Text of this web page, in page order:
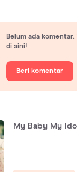
Belum ada
di sini!
Beri komentar
My Baby My Idol